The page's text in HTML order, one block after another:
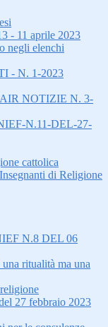
- 11 aprile 2023
negli elenchi
- N. 1-2023
NOTIZIE N. 3-
N.11-DEL-27-
cattolica
di Religione
N.8 DEL 06
ritualità ma una
27 febbraio 2023